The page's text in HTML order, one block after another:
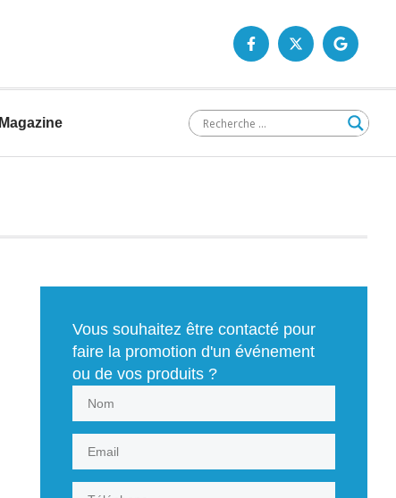
Magazine
Vous souhaitez être contacté pour
faire la promotion d'un événement
ou de vos produits ?